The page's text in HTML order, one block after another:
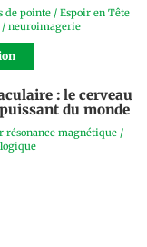
de pointe/ Espoir en Tête
/ neuroimagerie
: le cerveau
du monde
résonance magnétique/